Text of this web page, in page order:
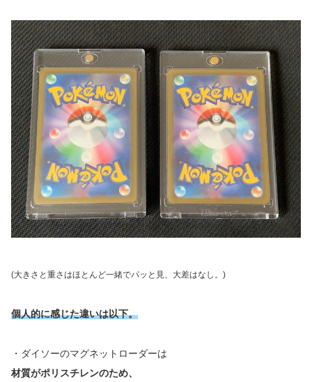
(大きさと重さはほとんど一緒でパッと見、大差はなし。)
個人的に感じた違いは以下。
・ダイソーのマグネットローダーは
材質がポリスチレンのため、